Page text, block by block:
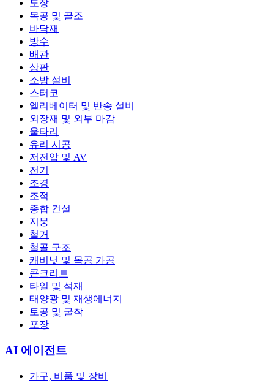
도장
목공 및 골조
바닥재
방수
배관
상판
소방 설비
스터코
엘리베이터 및 반송 설비
외장재 및 외부 마감
울타리
유리 시공
저전압 및 AV
전기
조경
조적
종합 건설
지붕
철거
철골 구조
캐비닛 및 목공 가공
콘크리트
타일 및 석재
태양광 및 재생에너지
토공 및 굴착
포장
AI 에이전트
가구, 비품 및 장비